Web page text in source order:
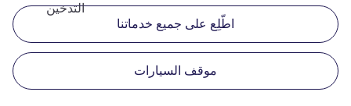
التدخين
اطّلِع على جميع خدماتنا
موقف السيارات